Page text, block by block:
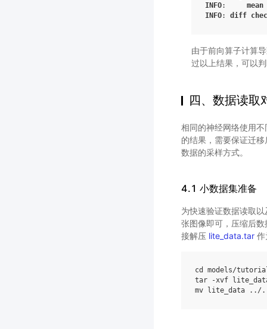
INFO:
mean
INFO: diff
由于前向算子计算
过以上结果，可以
四、数据读取
相同的神经网络使用
的结果，需要保证迁
数据的采样方式。
4.1 小数据集准备
为快速验证数据读取
张图像即可，压缩后
接解压 lite_data.tar
cd
models/
tar -xvf